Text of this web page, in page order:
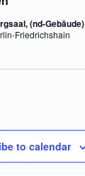
(nd-Gebäude)
Friedrichshain
to calendar